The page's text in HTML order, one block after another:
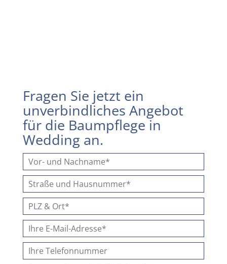
Fragen Sie jetzt ein
unverbindliches Angebot
für die Baumpflege in
Wedding an.